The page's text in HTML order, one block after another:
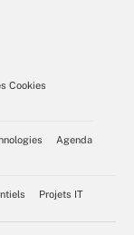
Cookies
Agenda
Projets IT